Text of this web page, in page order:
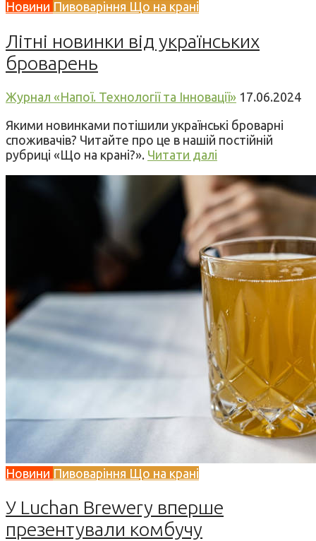
Новини Пивоваріння Що на крані
Літні новинки від українських
броварень
Журнал «Напої. Технології та Інновації» 17.06.2024
Якими новинками потішили українські броварні
споживачів? Читайте про це в нашій постійній
рубриці «Що на крані?». Читати далі
Новини Пивоваріння Що на крані
У Luchan Brewery вперше
презентували комбучу